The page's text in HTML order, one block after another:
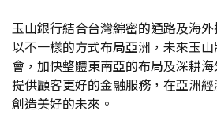
玉山銀行結合台灣綿密的通路及海外
以不一樣的方式布局亞洲，未來玉
會，加快整體東南亞的布局及深耕海
提供顧客更好的金融服務，在亞洲
創造美好的未來。